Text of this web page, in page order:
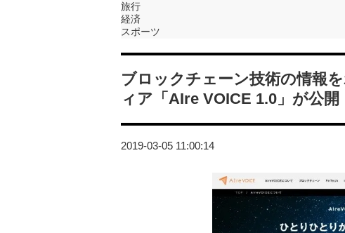
旅行
経済
スポーツ
ブロックチェーン技術の情報
ィア「AIre VOICE 1.0」が公開
2019-03-05 11:00:14